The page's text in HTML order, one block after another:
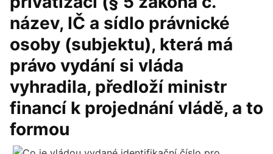
název, IČ a sídlo právnické
osoby (subjektu), která má
právo vydání si vláda
vyhradila, předloží ministr
financí k projednání vládě, a to
formou